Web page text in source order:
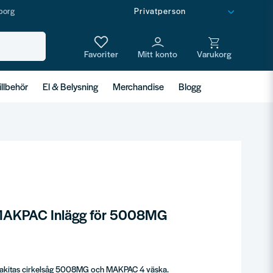
El & Belysning Merchandise Blogg
Inlägg för 5008MG
cirkelsåg 5008MG och MAKPAC 4 väska.